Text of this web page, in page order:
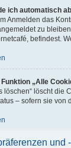
ich automatisch
Anmelden das
zu
befindest.
„Alle
löschen“ löscht die
– sofern sie
und